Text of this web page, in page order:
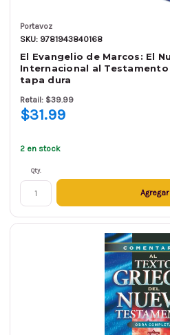
Portavoz
SKU: 9781943840168
El Evangelio de Marcos: El
Internacional al Testamento
tapa dura
Retail: $39.99
$31.99
2 en stock
Qty.